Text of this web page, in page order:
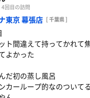
4回目の訪問
東京 幕張店 [ 千葉県 ]
ト間違えて持ってかれて
よかった
だ初の蒸し風呂
カーループ的なのついてる